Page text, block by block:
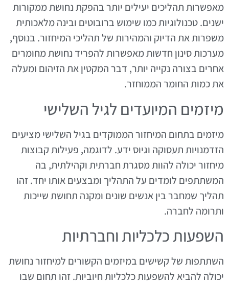
מאפשרות תהליכים יעילים יותר בהפקת נחושת ממקורות
ישנים. טכנולוגיות כמו שימוש ברובוטים ובינה מלאכותית
משפרות את הדיוק והמהירות של תהליכי המיחזור. בנוסף,
מערכות סינון חדשות מאפשרות להפריד נחושת מחומרים
אחרים בצורה נקייה יותר, דבר המקטין את הזיהום ומעלה
את כמות החומר הממוחזר.
מיזמים המיועדים לגיל השלישי
מיזמים בתחום המיחזור הממוקדים בגיל השלישי מציעים
הזדמנויות תעסוקה וגיוס ידע. לדוגמה, פעילות קבוצות
מיחזור יכולה להוות מסגרת חברתית וקהילתית, בה
המשתתפים לומדים על התהליך ומבצעים אותו יחד. זהו
תהליך שמחבר בין אנשים שונים ומקנה תחושת שייכות
ותרומה לחברה.
השפעות כלכליות וחברתיות
השתתפות של קשישים במיזמים הקשורים למיחזור נחושת
יכולה להביא להשפעות כלכליות חיוביות. זהו תחום שבו